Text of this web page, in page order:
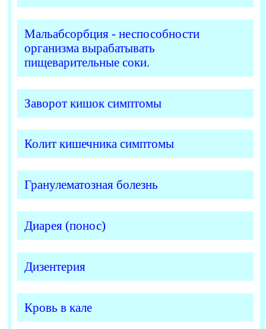
Мальабсорбция - неспособности
организма вырабатывать
пищеварительные соки.
Заворот кишок симптомы
Колит кишечника симптомы
Гранулематозная болезнь
Диарея (понос)
Дизентерия
Кровь в кале